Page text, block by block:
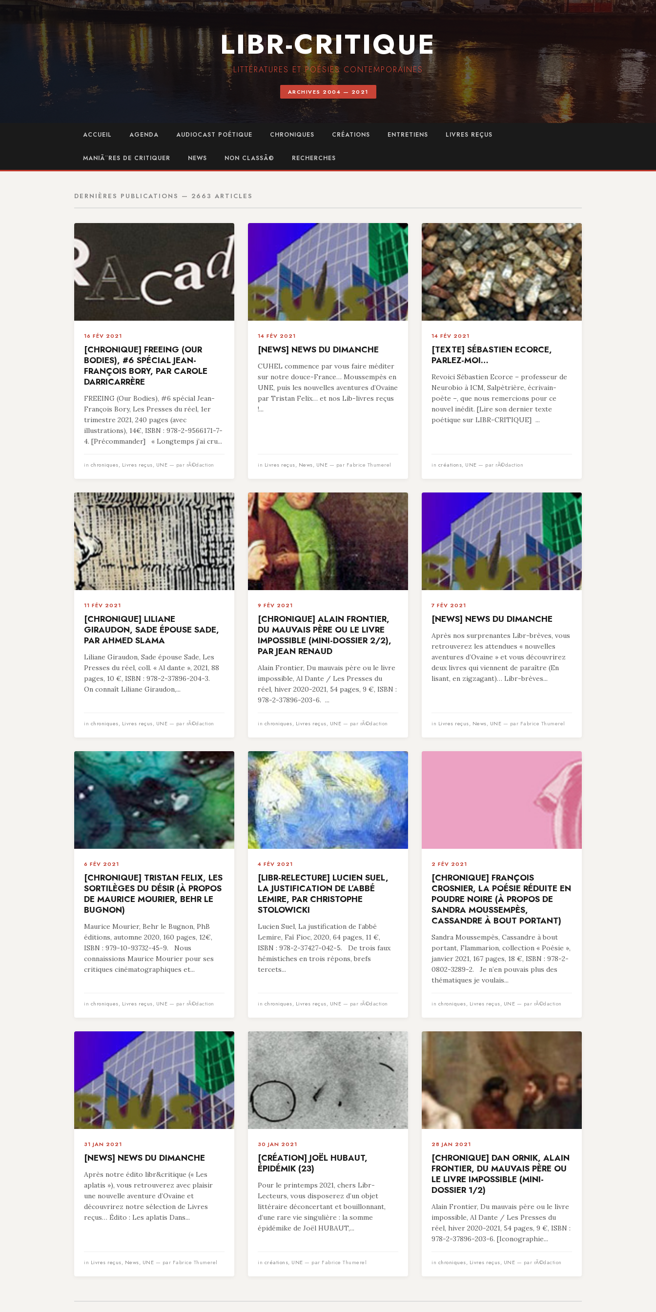
LIBR-CRITIQUE
LITTÉRATURES ET POÉSIES CONTEMPORAINES
ARCHIVES 2004 — 2021
ACCUEIL AGENDA AUDIOCAST POÉTIQUE CHRONIQUES CRÉATIONS ENTRETIENS LIVRES REÇUS
MANIÃ¨RES DE CRITIQUER NEWS NON CLASSÃ© RECHERCHES
DERNIÈRES PUBLICATIONS — 2663 ARTICLES
16 FÉV 2021
[CHRONIQUE] FREEING (OUR
BODIES), #6 SPÉCIAL JEAN-
FRANÇOIS BORY, PAR CAROLE
DARRICARRÈRE
FREEING (Our Bodies), #6 spécial Jean-
François Bory, Les Presses du réel, 1er
trimestre 2021, 240 pages (avec
illustrations), 14€, ISBN : 978-2-9566171-7-
4. [Précommander] « Longtemps j’ai cru...
in chroniques, Livres reçus, UNE — par rÃ©daction
14 FÉV 2021
[NEWS] NEWS DU DIMANCHE
CUHEL commence par vous faire méditer
sur notre douce-France… Moussempès en
UNE, puis les nouvelles aventures d’Ovaine
par Tristan Felix… et nos Lib-livres reçus
!...
in Livres reçus, News, UNE — par Fabrice Thumerel
14 FÉV 2021
[TEXTE] SÉBASTIEN ECORCE,
PARLEZ-MOI…
Revoici Sébastien Ecorce – professeur de
Neurobio à ICM, Salpètrière, écrivain-
poète –, que nous remercions pour ce
nouvel inédit. [Lire son dernier texte
poétique sur LIBR-CRITIQUE] ...
in créations, UNE — par rÃ©daction
11 FÉV 2021
[CHRONIQUE] LILIANE
GIRAUDON, SADE ÉPOUSE SADE,
PAR AHMED SLAMA
Liliane Giraudon, Sade épouse Sade, Les
Presses du réel, coll. « Al dante », 2021, 88
pages, 10 €, ISBN : 978-2-37896-204-3.
On connaît Liliane Giraudon,...
in chroniques, Livres reçus, UNE — par rÃ©daction
9 FÉV 2021
[CHRONIQUE] ALAIN FRONTIER,
DU MAUVAIS PÈRE OU LE LIVRE
IMPOSSIBLE (MINI-DOSSIER 2/2),
PAR JEAN RENAUD
Alain Frontier, Du mauvais père ou le livre
impossible, Al Dante / Les Presses du
réel, hiver 2020-2021, 54 pages, 9 €, ISBN :
978-2-37896-203-6. ...
in chroniques, Livres reçus, UNE — par rÃ©daction
7 FÉV 2021
[NEWS] NEWS DU DIMANCHE
Après nos surprenantes Libr-brèves, vous
retrouverez les attendues « nouvelles
aventures d’Ovaine » et vous découvrirez
deux livres qui viennent de paraître (En
lisant, en zigzagant)… Libr-brèves...
in Livres reçus, News, UNE — par Fabrice Thumerel
6 FÉV 2021
[CHRONIQUE] TRISTAN FELIX, LES
SORTILÈGES DU DÉSIR (À PROPOS
DE MAURICE MOURIER, BEHR LE
BUGNON)
Maurice Mourier, Behr le Bugnon, PhB
éditions, automne 2020, 160 pages, 12€,
ISBN : 979-10-93732-45-9. Nous
connaissions Maurice Mourier pour ses
critiques cinématographiques et...
in chroniques, Livres reçus, UNE — par rÃ©daction
4 FÉV 2021
[LIBR-RELECTURE] LUCIEN SUEL,
LA JUSTIFICATION DE L’ABBÉ
LEMIRE, PAR CHRISTOPHE
STOLOWICKI
Lucien Suel, La justification de l’abbé
Lemire, Faï Fioc, 2020, 64 pages, 11 €,
ISBN : 978-2-37427-042-5. De trois faux
hémistiches en trois répons, brefs
tercets...
in chroniques, Livres reçus, UNE — par rÃ©daction
2 FÉV 2021
[CHRONIQUE] FRANÇOIS
CROSNIER, LA POÉSIE RÉDUITE EN
POUDRE NOIRE (À PROPOS DE
SANDRA MOUSSEMPÈS,
CASSANDRE À BOUT PORTANT)
Sandra Moussempès, Cassandre à bout
portant, Flammarion, collection « Poésie »,
janvier 2021, 167 pages, 18 €, ISBN : 978-2-
0802-3289-2. Je n’en pouvais plus des
thématiques je voulais...
in chroniques, Livres reçus, UNE — par rÃ©daction
31 JAN 2021
[NEWS] NEWS DU DIMANCHE
Après notre édito libr&critique (« Les
aplatis »), vous retrouverez avec plaisir
une nouvelle aventure d’Ovaine et
découvrirez notre sélection de Livres
reçus… Édito : Les aplatis Dans...
in Livres reçus, News, UNE — par Fabrice Thumerel
30 JAN 2021
[CRÉATION] JOËL HUBAUT,
ÉPIDÉMIK (23)
Pour le printemps 2021, chers Libr-
Lecteurs, vous disposerez d’un objet
littéraire déconcertant et bouillonnant,
d’une rare vie singulière : la somme
épidémike de Joël HUBAUT,...
in créations, UNE — par Fabrice Thumerel
28 JAN 2021
[CHRONIQUE] DAN ORNIK, ALAIN
FRONTIER, DU MAUVAIS PÈRE OU
LE LIVRE IMPOSSIBLE (MINI-
DOSSIER 1/2)
Alain Frontier, Du mauvais père ou le livre
impossible, Al Dante / Les Presses du
réel, hiver 2020-2021, 54 pages, 9 €, ISBN :
978-2-37896-203-6. [Iconographie...
in chroniques, Livres reçus, UNE — par rÃ©daction